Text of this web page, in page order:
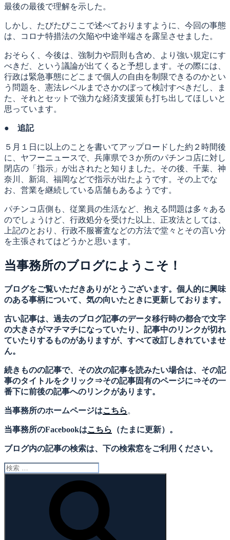
最後の最後で理解を示した。
しかし、たびたびここで述べておりますように、今回の事態
は、コロナ特措法の欠陥や中途半端さを露呈させました。
おそらく、今後は、強制力や罰則も含め、より強い規定にす
べきだ、という議論が出てくると予想します。その際には、
行政は緊急事態にどこまで個人の自由を制限できるのかとい
う問題を、憲法レベルまでさかのぼって検討すべきだし、ま
た、それとセットで強力な経済支援策も打ち出してほしいと
思っています。
● 追記
５月１日に以上のことを書いてアップロードした約２時間後
に、ヤフーニュースで、兵庫県で３か所のパチンコ店に対し
閉店の「指示」が出されたと知りました。その後、千葉、神
奈川、新潟、福岡などで指示が出たようです。その上でな
お、営業を継続している店舗もあるようです。
パチンコ店側も、従業員の生活など、抱える問題は多々ある
のでしょうけど、行政処分を受けた以上、正攻法としては、
上記のとおり、行政不服審査などの方法で堂々とその言い分
を主張されてはどうかと思います。
当事務所のブログにようこそ！
ブログをご覧いただきありがとうございます。個人的に興味
のある事柄について、気の向いたときに更新しております。
古い記事は、過去のブログ記事のデータ移行時の都合で文字
の大きさがマチマチになっていたり、記事中のリンクが切れ
ていたりするものがありますが、すべて改訂しきれていませ
ん。
続きものの記事で、その次の記事を読みたい場合は、その記
事のタイトルをクリック⇒その記事固有のページに⇒その一
番下に前後の記事へのリンクがあります。
当事務所のホームページはこちら 。
当事務所のFacebookはこちら （たまに更新）。
ブログ内の記事の検索は、下の検索窓をご利用ください。
検